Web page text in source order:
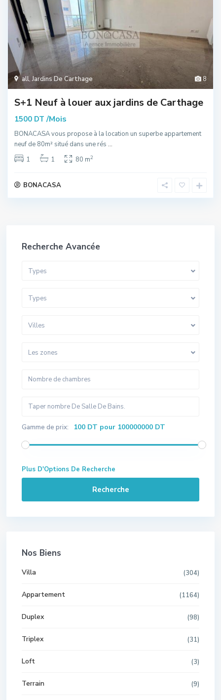
8
all,Jardins De Carthage
S+1 Neuf à louer aux jardins de Carthage
1500 DT /Mois
BONACASA vous propose à la location un superbe appartement
neuf de 80m² situé dans une rés ...
1
1 80 m2
BONACASA
Recherche Avancée
Types
Types
Villes
Les zones
Gamme de prix: 100 DT pour 100000000 DT
Plus D'Options De Recherche
Recherche
Nos Biens
Villa (304)
Appartement (1164)
Duplex (98)
Triplex (31)
Loft (3)
Terrain (9)